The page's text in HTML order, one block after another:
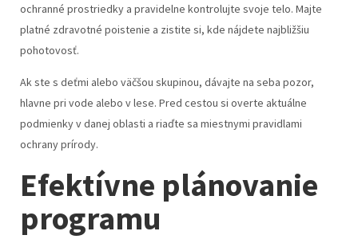
ochranné prostriedky a pravidelne kontrolujte svoje telo. Majte
platné zdravotné poistenie a zistite si, kde nájdete najbližšiu
pohotovosť.
Ak ste s deťmi alebo väčšou skupinou, dávajte na seba pozor,
hlavne pri vode alebo v lese. Pred cestou si overte aktuálne
podmienky v danej oblasti a riaďte sa miestnymi pravidlami
ochrany prírody.
Efektívne plánovanie
programu